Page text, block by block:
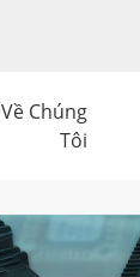
Về Chúng
Tôi